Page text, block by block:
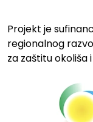
Projekt je
regionalnog
za zaštitu